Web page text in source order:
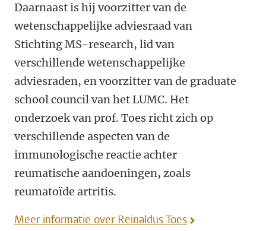
Daarnaast is hij voorzitter van de
wetenschappelijke adviesraad van
Stichting MS-research, lid van
verschillende wetenschappelijke
adviesraden, en voorzitter van de graduate
school council van het LUMC. Het
onderzoek van prof. Toes richt zich op
verschillende aspecten van de
immunologische reactie achter
reumatische aandoeningen, zoals
reumatoïde artritis.
Meer informatie over Reinaldus Toes